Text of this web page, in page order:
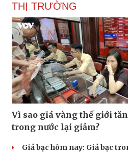
THỊ TRƯỜNG
Vì sao giá vàng thế giới
trong nước lại giảm?
Giá bạc hôm nay: Giá bạc